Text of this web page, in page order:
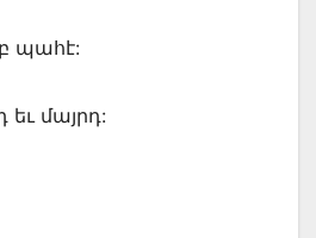
պահէ:
եւ մայրդ: